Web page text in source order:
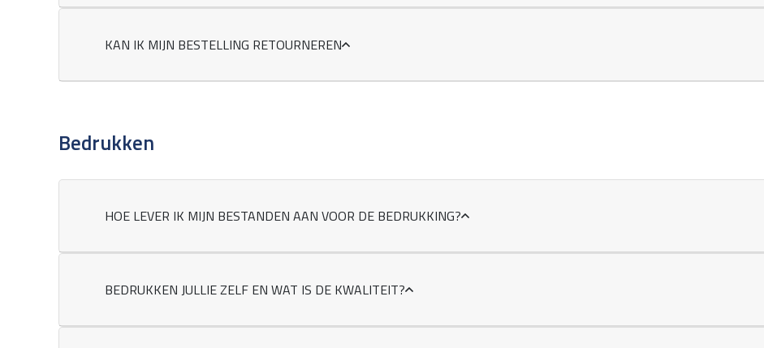
KAN IK MIJN BESTELLING RETOURNEREN
Bedrukken
HOE LEVER IK MIJN BESTANDEN AAN VOOR DE BEDRUKKING?
BEDRUKKEN JULLIE ZELF EN WAT IS DE KWALITEIT?